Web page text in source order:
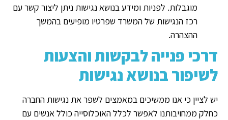
מוגבלות. לפניות ומידע בנושא נגישות ניתן ליצור קשר עם
רכז הנגישות של המשרד שפרטיו מופיעים בהמשך
ההצהרה.
דרכי פנייה לבקשות והצעות
לשיפור בנושא נגישות
יש לציין כי אנו ממשיכים במאמצים לשפר את נגישות החברה
כחלק ממחויבותנו לאפשר לכלל האוכלוסייה כולל אנשים עם